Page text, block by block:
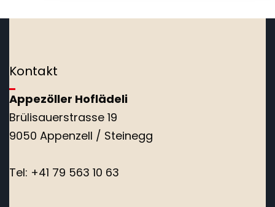
Kontakt
Appezöller Hoflädeli
Brülisauerstrasse 19
9050 Appenzell / Steinegg
Tel: +41 79 563 10 63